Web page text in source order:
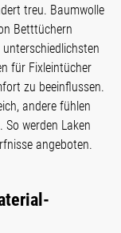
treu. Baumwolle
Betttüchern
für Fixleintücher
zu beeinflussen.
andere fühlen
werden Laken
angeboten.